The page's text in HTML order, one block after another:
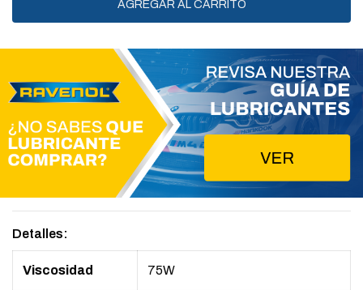
Detalles:
Viscosidad 75W